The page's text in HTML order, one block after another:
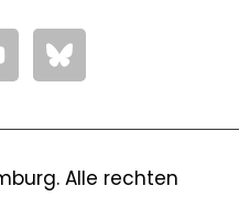
Alle rechten